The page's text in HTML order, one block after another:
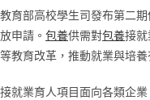
育部高校學生司發布第二
申請。 包養供需對包養接
教育改革，推動就業與培
就業育人項目面向各類企